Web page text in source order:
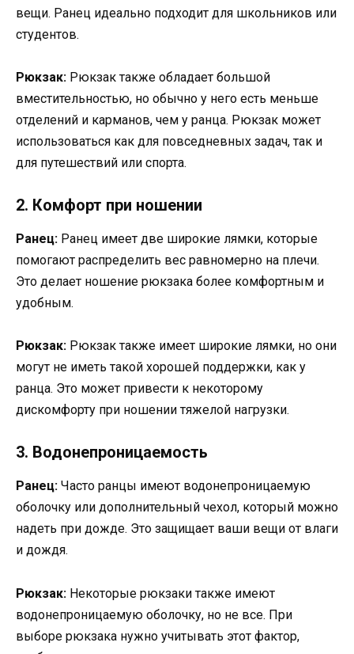
вещи. Ранец идеально подходит для школьников или
студентов.
Рюкзак: Рюкзак также обладает большой
вместительностью, но обычно у него есть меньше
отделений и карманов, чем у ранца. Рюкзак может
использоваться как для повседневных задач, так и
для путешествий или спорта.
2. Комфорт при ношении
Ранец: Ранец имеет две широкие лямки, которые
помогают распределить вес равномерно на плечи.
Это делает ношение рюкзака более комфортным и
удобным.
Рюкзак: Рюкзак также имеет широкие лямки, но они
могут не иметь такой хорошей поддержки, как у
ранца. Это может привести к некоторому
дискомфорту при ношении тяжелой нагрузки.
3. Водонепроницаемость
Ранец: Часто ранцы имеют водонепроницаемую
оболочку или дополнительный чехол, который можно
надеть при дожде. Это защищает ваши вещи от влаги
и дождя.
Рюкзак: Некоторые рюкзаки также имеют
водонепроницаемую оболочку, но не все. При
выборе рюкзака нужно учитывать этот фактор,